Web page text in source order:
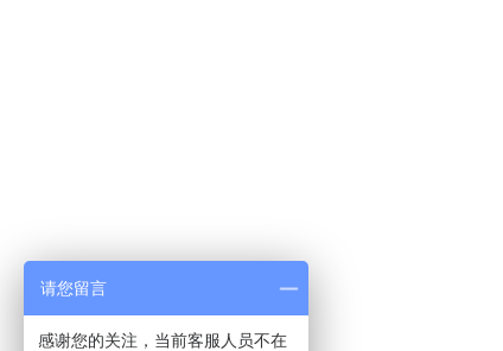
请您留言
感谢您的关注，当前客服人员不在